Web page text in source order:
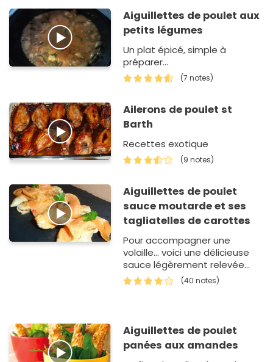
Aiguillettes de poulet aux
petits légumes
Un plat épicé, simple à
préparer...
(7 notes)
Ailerons de poulet st
Barth
Recettes exotique
(9 notes)
Aiguillettes de poulet
sauce moutarde et ses
tagliatelles de carottes
Pour accompagner une
volaille... voici une délicieuse
sauce légèrement relevée...
(40 notes)
Aiguillettes de poulet
panées aux amandes